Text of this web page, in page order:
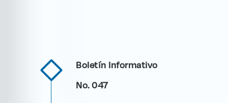
Boletín Informativo
No. 047